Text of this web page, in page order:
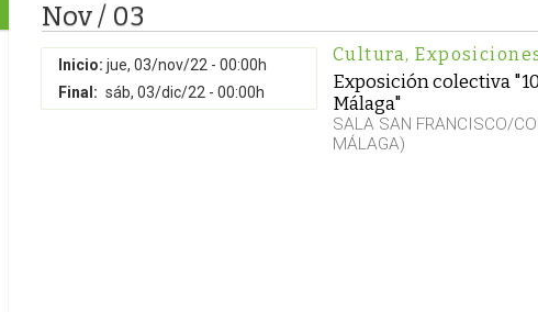
Nov / 03
Inicio: jue, 03/nov/22 - 00:00h
Final: sáb, 03/dic/22 - 00:00h
Cultura,
Exposición colectiva
Málaga"
SALA SAN FRANCISCO/
MÁLAGA)